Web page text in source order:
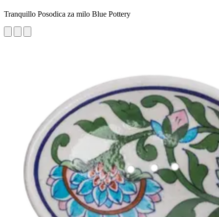
Tranquillo Posodica za milo Blue Pottery